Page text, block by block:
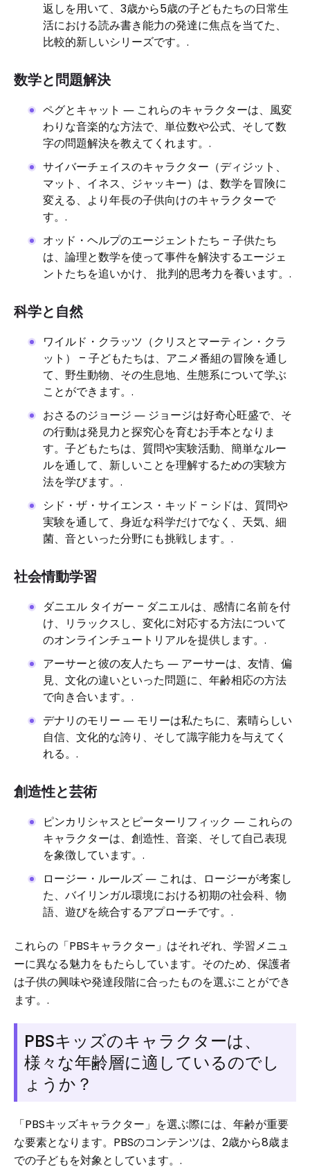
返しを用いて、3歳から5歳の子どもたちの日常生
活における読み書き能力の発達に焦点を当てた、
比較的新しいシリーズです。.
数学と問題解決
ペグとキャット ― これらのキャラクターは、風変
わりな音楽的な方法で、単位数や公式、そして数
字の問題解決を教えてくれます。.
サイバーチェイスのキャラクター（ディジット、
マット、イネス、ジャッキー）は、数学を冒険に
変える、より年長の子供向けのキャラクターで
す。.
オッド・ヘルプのエージェントたち – 子供たち
は、論理と数学を使って事件を解決するエージェ
ントたちを追いかけ、 批判的思考力を養います。.
科学と自然
ワイルド・クラッツ（クリスとマーティン・クラ
ット） – 子どもたちは、アニメ番組の冒険を通し
て、野生動物、その生息地、生態系について学ぶ
ことができます。.
おさるのジョージ ― ジョージは好奇心旺盛で、そ
の行動は発見力と探究心を育むお手本となりま
す。子どもたちは、質問や実験活動、簡単なルー
ルを通して、新しいことを理解するための実験方
法を学びます。.
シド・ザ・サイエンス・キッド – シドは、質問や
実験を通して、身近な科学だけでなく、天気、細
菌、音といった分野にも挑戦します。.
社会情動学習
ダニエル タイガー – ダニエルは、感情に名前を付
け、リラックスし、変化に対応する方法について
のオンラインチュートリアルを提供します。.
アーサーと彼の友人たち ― アーサーは、友情、偏
見、文化の違いといった問題に、年齢相応の方法
で向き合います。.
デナリのモリー ― モリーは私たちに、素晴らしい
自信、文化的な誇り、そして識字能力を与えてく
れる。.
創造性と芸術
ピンカリシャスとピーターリフィック ― これらの
キャラクターは、創造性、音楽、そして自己表現
を象徴しています。.
ロージー・ルールズ ― これは、ロージーが考案し
た、バイリンガル環境における初期の社会科、物
語、遊びを統合するアプローチです。.
これらの「PBSキャラクター」はそれぞれ、学習メニュ
ーに異なる魅力をもたらしています。そのため、保護者
は子供の興味や発達段階に合ったものを選ぶことができ
ます。.
PBSキッズのキャラクターは、
様々な年齢層に適しているのでし
ょうか？
「PBSキッズキャラクター」を選ぶ際には、年齢が重要
な要素となります。PBSのコンテンツは、2歳から8歳ま
での子どもを対象としています。.